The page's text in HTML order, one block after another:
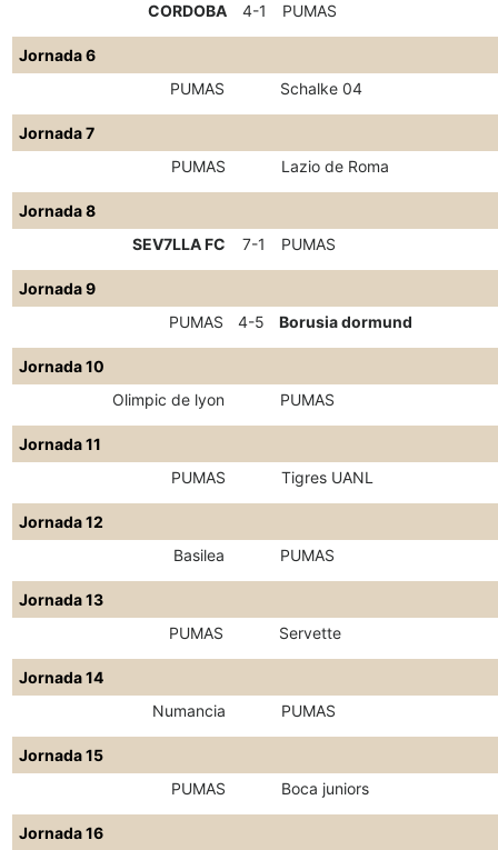
CORDOBA
4-1 PUMAS
Jornada 6
PUMAS
Schalke 04
Jornada 7
PUMAS
Lazio de Roma
Jornada 8
SEV7LLA FC
7-1 PUMAS
Jornada 9
PUMAS
4-5 Borusia dormund
Jornada 10
Olimpic de lyon
PUMAS
Jornada 11
PUMAS
Tigres UANL
Jornada 12
Basilea
PUMAS
Jornada 13
PUMAS
Servette
Jornada 14
Numancia
PUMAS
Jornada 15
PUMAS
Boca juniors
Jornada 16